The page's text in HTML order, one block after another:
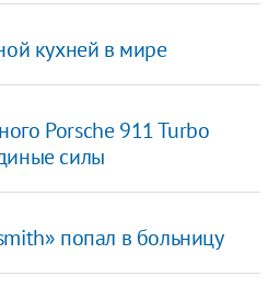
кухней в мире
Porsche 911 Turbo
силы
попал в больницу